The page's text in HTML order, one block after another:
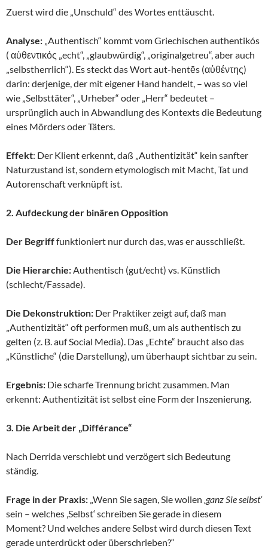
Zuerst wird die „Unschuld“ des Wortes enttäuscht.
Analyse: „Authentisch“ kommt vom Griechischen authentikós
( αὐθεντικός „echt“, „glaubwürdig“, „originalgetreu“, aber auch
„selbstherrlich“). Es steckt das Wort aut-hentēs (αὐθέντης)
darin: derjenige, der mit eigener Hand handelt, – was so viel
wie „Selbsttäter“, „Urheber“ oder „Herr“ bedeutet –
ursprünglich auch in Abwandlung des Kontexts die Bedeutung
eines Mörders oder Täters.
Effekt: Der Klient erkennt, daß „Authentizität“ kein sanfter
Naturzustand ist, sondern etymologisch mit Macht, Tat und
Autorenschaft verknüpft ist.
2. Aufdeckung der binären Opposition
Der Begrifffunktioniert nur durch das, was er ausschließt.
Die Hierarchie:Authentisch (gut/echt) vs. Künstlich
(schlecht/Fassade).
Die Dekonstruktion: Der Praktiker zeigt auf, daß man
„Authentizität“ oft performen muß, um als authentisch zu
gelten (z. B. auf Social Media). Das „Echte“ braucht also das
„Künstliche“ (die Darstellung), um überhaupt sichtbar zu sein.
Ergebnis: Die scharfe Trennung bricht zusammen. Man
erkennt: Authentizität ist selbst eine Form der Inszenierung.
3. Die Arbeit der „Différance“
Nach Derrida verschiebt und verzögert sich Bedeutung
ständig.
Frage in der Praxis: „Wenn Sie sagen, Sie wollen ‚ganz Sie selbst‘
sein – welches ‚Selbst‘ schreiben Sie gerade in diesem
Moment? Und welches andere Selbst wird durch diesen Text
gerade unterdrückt oder überschrieben?“